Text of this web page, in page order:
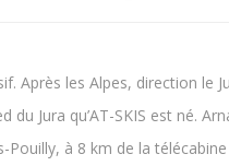
Après les Alpes, direction le
du Jura qu’AT-SKIS est né.
Pouilly, à 8 km de la